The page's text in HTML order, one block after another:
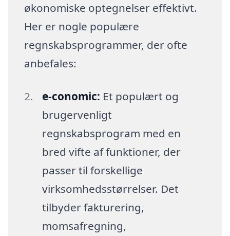
økonomiske optegnelser effektivt.
Her er nogle populære
regnskabsprogrammer, der ofte
anbefales:
e-conomic: Et populært og
brugervenligt
regnskabsprogram med en
bred vifte af funktioner, der
passer til forskellige
virksomhedsstørrelser. Det
tilbyder fakturering,
momsafregning,